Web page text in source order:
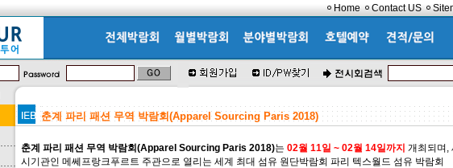
Home Contact US
춘계 파리 패션 무역 박람회(Apparel Sourcing Paris 2018)
춘계 파리 패션 무역 박람회(Apparel Sourcing Paris 2018)는 02월 11일 ~ 02월 14일까지 개최되며,
시기관인 메쎄프랑크푸르트 주관으로 열리는 세계 최대 섬유 원단박람회 파리 텍스월드 섬유 박람회